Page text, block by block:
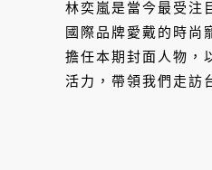
林奕嵐是當今最受注
國際品牌愛戴的時尚
擔任本期封面人物，
活力，帶領我們走訪